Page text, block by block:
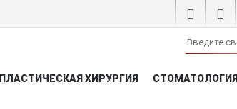
ПЛАСТИЧЕСКАЯ ХИРУРГИЯ СТОМАТОЛОГИЯ